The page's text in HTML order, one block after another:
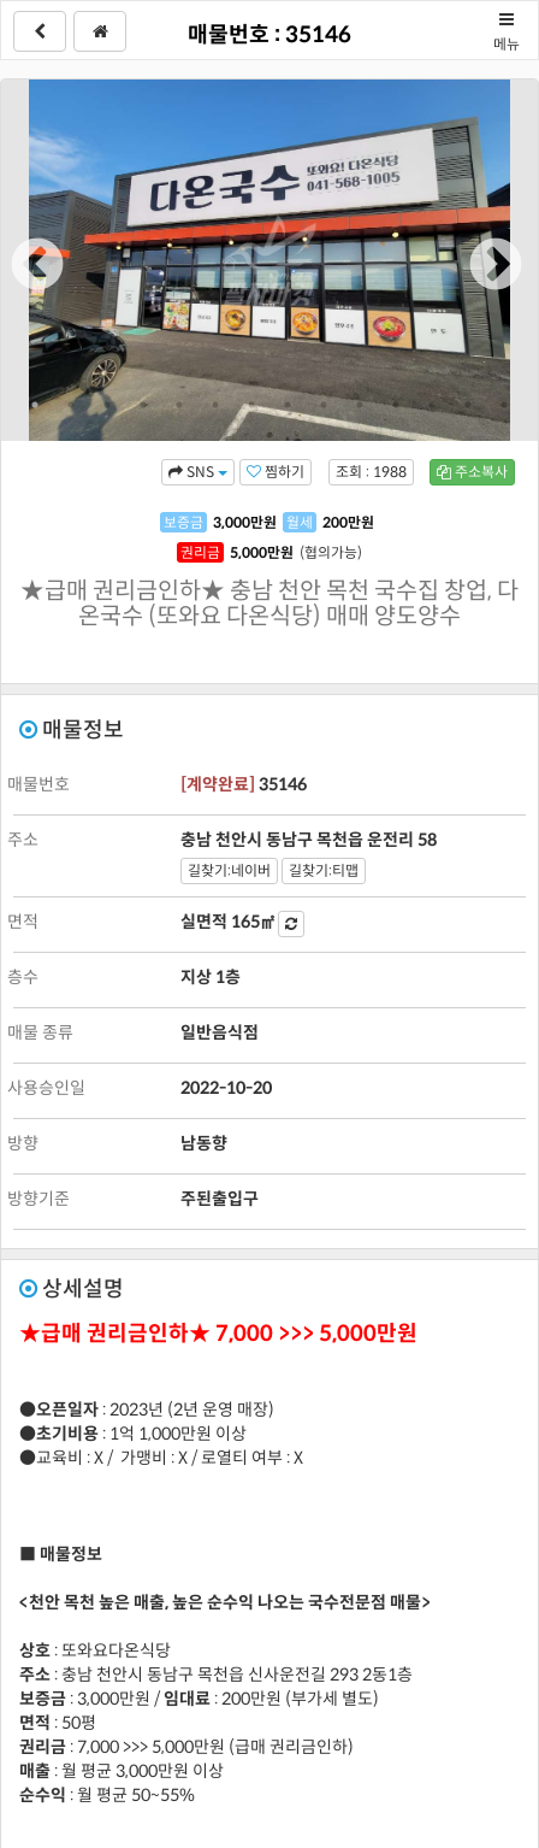
메뉴
매물번호 : 35146
주소복사
조회 : 1988
찜하기
SNS
보증금 3,000만원 월세 200만원
권리금 5,000만원 (협의가능)
★급매 권리금인하★ 충남 천안 목천 국수집 창업, 다
온국수 (또와요 다온식당) 매매 양도양수
매물정보
매물번호 [계약완료] 35146
주소 충남 천안시 동남구 목천읍 운전리 58
길찾기:네이버 길찾기:티맵
면적 실면적 165㎡
층수 지상 1층
매물 종류 일반음식점
사용승인일 2022-10-20
방향 남동향
방향기준 주된출입구
상세설명
★급매 권리금인하★ 7,000 >>> 5,000만원
●오픈일자 : 2023년 (2년 운영 매장)
●초기비용 : 1억 1,000만원 이상
●교육비 : X / 가맹비 : X / 로열티 여부 : X
■ 매물정보
<천안 목천 높은 매출, 높은 순수익 나오는 국수전문점 매물>
상호 : 또와요다온식당
주소 : 충남 천안시 동남구 목천읍 신사운전길 293 2동1층
보증금 : 3,000만원 /임대료 :200만원 (부가세 별도)
면적 : 50평
권리금 : 7,000 >>> 5,000만원 (급매 권리금인하)
매출 : 월 평균 3,000만원 이상
순수익 : 월 평균 50~55%